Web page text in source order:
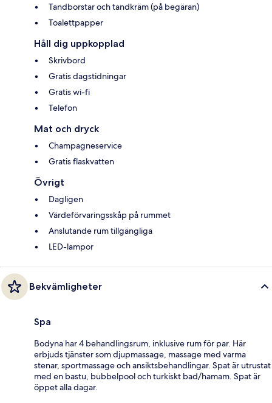
Tandborstar och tandkräm (på begäran)
Toalettpapper
Håll dig uppkopplad
Skrivbord
Gratis dagstidningar
Gratis wi-fi
Telefon
Mat och dryck
Champagneservice
Gratis flaskvatten
Övrigt
Dagligen
Värdeförvaringsskåp på rummet
Anslutande rum tillgängliga
LED-lampor
Bekvämligheter
Spa
Bodyna har 4 behandlingsrum, inklusive rum för par. Här
erbjuds tjänster som djupmassage, massage med varma
stenar, sportmassage och ansiktsbehandlingar. Spat är utrustat
med en bastu, bubbelpool och turkiskt bad/hamam. Spat är
öppet alla dagar.